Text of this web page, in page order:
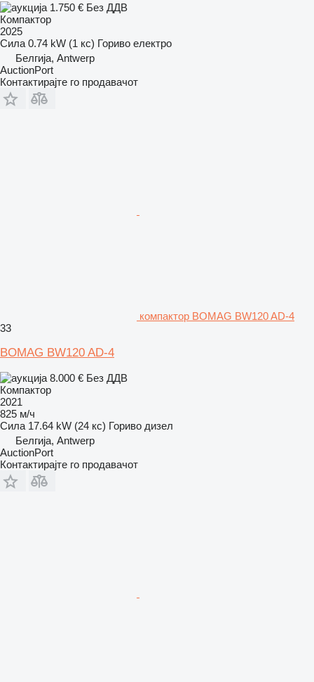
1.750 € Без ДДВ
Компактор
2025
Сила 0.74 kW (1 кс) Гориво електро
Белгија, Antwerp
AuctionPort
Контактирајте го продавачот
компактор BOMAG BW120 AD-4
33
BOMAG BW120 AD-4
8.000 € Без ДДВ
Компактор
2021
825 м/ч
Сила 17.64 kW (24 кс) Гориво дизел
Белгија, Antwerp
AuctionPort
Контактирајте го продавачот